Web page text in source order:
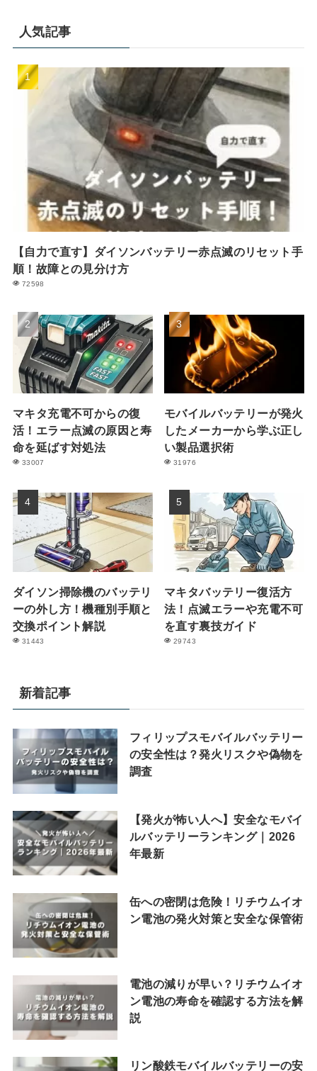
人気記事
【自力で直す】ダイソンバッテリー赤点滅のリセット手
順！故障との見分け方
72598
マキタ充電不可からの復
活！エラー点滅の原因と寿
命を延ばす対処法
33007
モバイルバッテリーが発火
したメーカーから学ぶ正し
い製品選択術
31976
ダイソン掃除機のバッテリ
ーの外し方！機種別手順と
交換ポイント解説
31443
マキタバッテリー復活方
法！点滅エラーや充電不可
を直す裏技ガイド
29743
新着記事
フィリップスモバイルバッテリー
の安全性は？発火リスクや偽物を
調査
【発火が怖い人へ】安全なモバイ
ルバッテリーランキング｜2026
年最新
缶への密閉は危険！リチウムイオ
ン電池の発火対策と安全な保管術
電池の減りが早い？リチウムイオ
ン電池の寿命を確認する方法を解
説
リン酸鉄モバイルバッテリーの安